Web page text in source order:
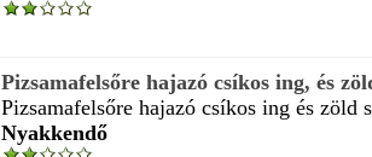
Pizsamafelsőre hajazó csíkos ing, és
Pizsamafelsőre hajazó csíkos ing és zöld
Nyakkendő